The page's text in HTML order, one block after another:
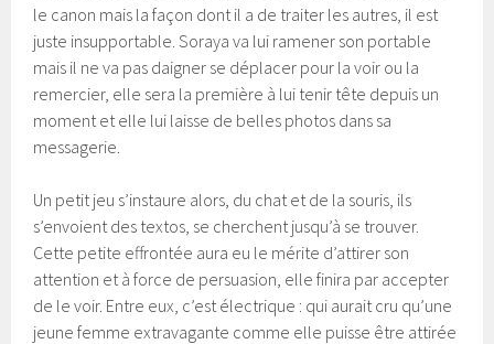
le canon mais la façon dont il a de traiter les autres, il est
juste insupportable. Soraya va lui ramener son portable
mais il ne va pas daigner se déplacer pour la voir ou la
remercier, elle sera la première à lui tenir tête depuis un
moment et elle lui laisse de belles photos dans sa
messagerie.
Un petit jeu s’instaure alors, du chat et de la souris, ils
s’envoient des textos, se cherchent jusqu’à se trouver.
Cette petite effrontée aura eu le mérite d’attirer son
attention et à force de persuasion, elle finira par accepter
de le voir. Entre eux, c’est électrique : qui aurait cru qu’une
jeune femme extravagante comme elle puisse être attirée